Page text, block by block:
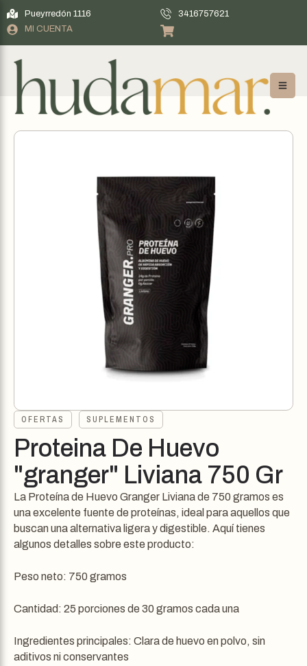
Pueyrredón 1116
3416757621
MI CUENTA
OFERTAS SUPLEMENTOS
Proteina De Huevo
"granger" Liviana 750 Gr
La Proteína de Huevo Granger Liviana de 750 gramos es
una excelente fuente de proteínas, ideal para aquellos que
buscan una alternativa ligera y digestible. Aquí tienes
algunos detalles sobre este producto:
Peso neto: 750 gramos
Cantidad: 25 porciones de 30 gramos cada una
Ingredientes principales: Clara de huevo en polvo, sin
aditivos ni conservantes